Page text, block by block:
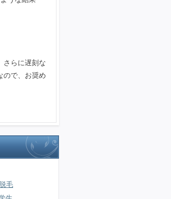
さらに遅刻な
ので、お奨め
毛